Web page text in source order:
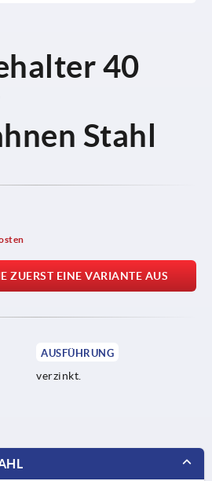
40
Stahl
ZUERST EINE VARIANTE AUS
AUSFÜHRUNG
verzinkt.